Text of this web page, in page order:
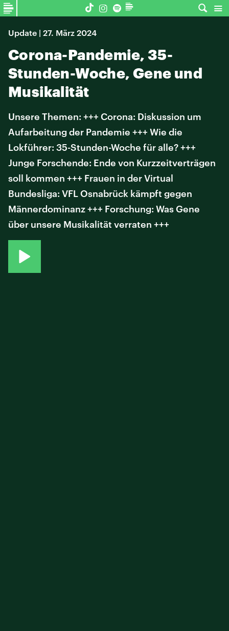
Update | 27. März 2024
Corona-Pandemie, 35-
Stunden-Woche, Gene und
Musikalität
Unsere Themen: +++ Corona: Diskussion um
Aufarbeitung der Pandemie +++ Wie die
Lokführer: 35-Stunden-Woche für alle? +++
Junge Forschende: Ende von Kurzzeitverträgen
soll kommen +++ Frauen in der Virtual
Bundesliga: VFL Osnabrück kämpft gegen
Männerdominanz +++ Forschung: Was Gene
über unsere Musikalität verraten +++